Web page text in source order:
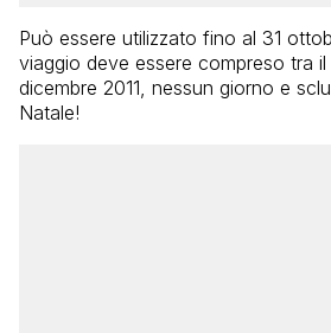
Può essere utilizzato fino al 31
viaggio deve essere compreso tra
dicembre 2011, nessun giorno e
Natale!